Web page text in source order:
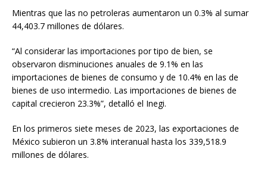
Mientras que las no petroleras aumentaron un 0.3% al sumar
44,403.7 millones de dólares.
“Al considerar las importaciones por tipo de bien, se
observaron disminuciones anuales de 9.1% en las
importaciones de bienes de consumo y de 10.4% en las de
bienes de uso intermedio. Las importaciones de bienes de
capital crecieron 23.3%”, detalló el Inegi.
En los primeros siete meses de 2023, las exportaciones de
México subieron un 3.8% interanual hasta los 339,518.9
millones de dólares.